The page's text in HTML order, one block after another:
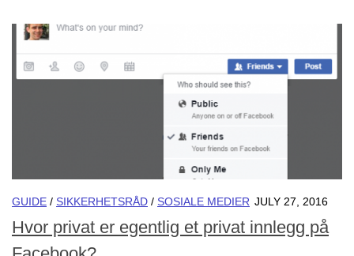
GUIDE / SIKKERHETSRÅD / SOSIALE MEDIER JULY 27, 2016
Hvor privat er egentlig et privat innlegg på